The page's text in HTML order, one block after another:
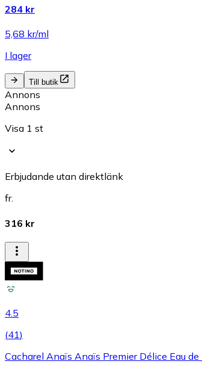
284 kr
5,68 kr/ml
I lager
Till butik
Annons
Annons
Visa 1 st
Erbjudande utan direktlänk
fr.
316 kr
4.5
(41)
Cacharel Anaïs Anaïs Premier Délice Eau